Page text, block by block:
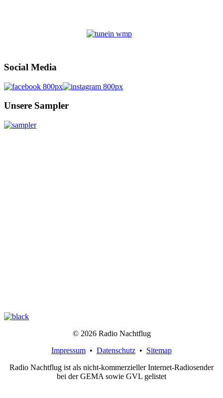
Social Media
Unsere Sampler
© 2026 Radio Nachtflug
Impressum • Datenschutz • Sitemap
Radio Nachtflug ist als nicht-kommerzieller Internet-Radiosender
bei der GEMA sowie GVL gelistet